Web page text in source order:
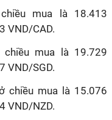
mua là 18.413
VND/CAD.
mua là 19.729
VND/SGD.
chiều mua là 15.076
VND/NZD.